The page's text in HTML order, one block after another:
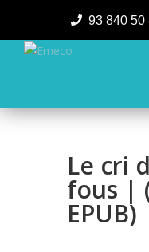
93 840 50
Le cri
fous |
EPUB)